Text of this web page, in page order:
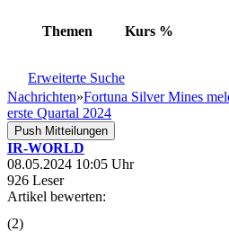
Themen Kurs %
Erweiterte Suche
Nachrichten»Fortuna Silver Mines
erste Quartal 2024
Push Mitteilungen
IR-WORLD
08.05.2024 10:05 Uhr
926 Leser
Artikel bewerten:
(2)